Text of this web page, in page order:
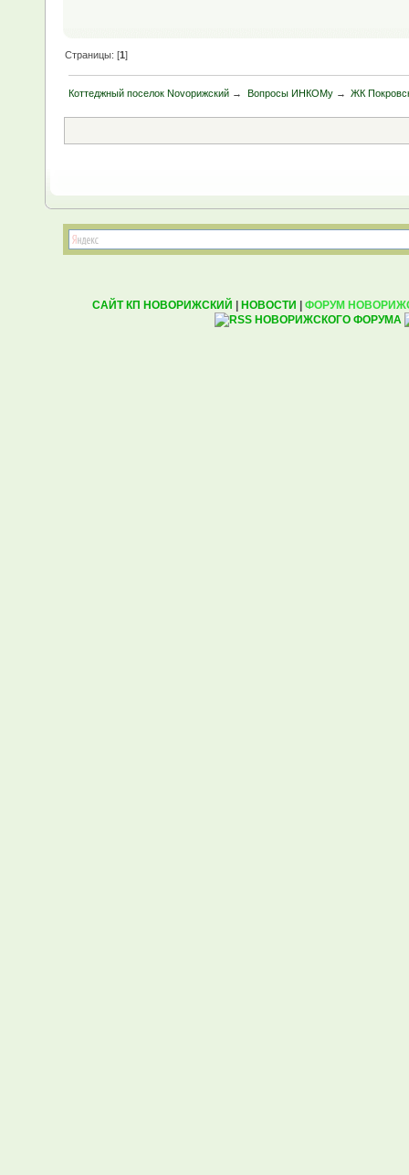
Страницы: [1]
Коттеджный поселок Novoрижский → Вопросы ИНКОМу→ ЖК
САЙТ КП НОВОРИЖСКИЙ НОВОСТИ ФОРУМ